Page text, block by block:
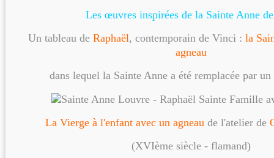
Les œuvres inspirées de la Sainte Anne
Un tableau de Raphaël, contemporain de Vinci : la
agneau
dans lequel la Sainte Anne a été remplacée par
La Vierge à l'enfant avec un agneau de l'atelier de
(XVIème siècle - flamand)